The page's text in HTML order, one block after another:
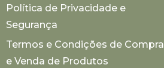
Política de Privacidade e
Segurança
Termos e Condições de Compra
e Venda de Produtos